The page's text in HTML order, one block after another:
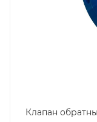
Клапан